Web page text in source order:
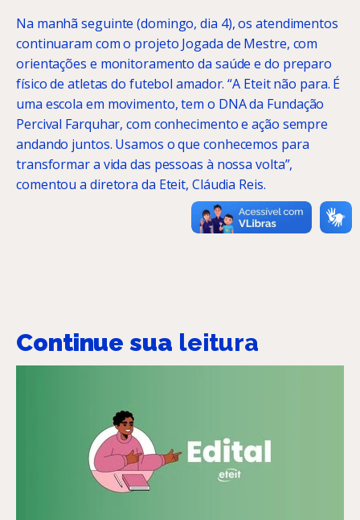
Na manhã seguinte (domingo, dia 4), os atendimentos
continuaram com o projeto Jogada de Mestre, com
orientações e monitoramento da saúde e do preparo
físico de atletas do futebol amador. “A Eteit não para. É
uma escola em movimento, tem o DNA da Fundação
Percival Farquhar, com conhecimento e ação sempre
andando juntos. Usamos o que conhecemos para
transformar a vida das pessoas à nossa volta”,
comentou a diretora da Eteit, Cláudia Reis.
Continue sua leitura